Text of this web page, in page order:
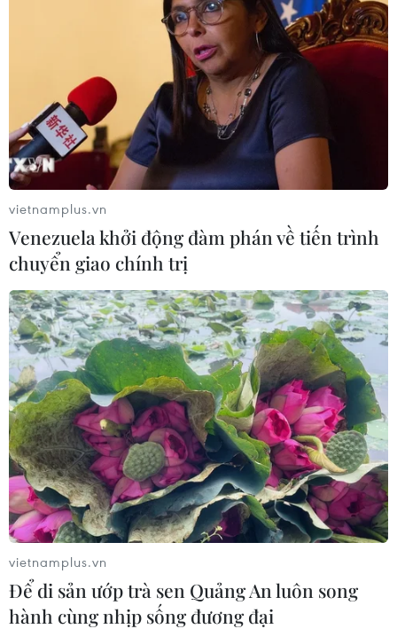
vietnamplus.vn
Venezuela khởi động đàm phán về tiến trình
chuyển giao chính trị
vietnamplus.vn
Để di sản ướp trà sen Quảng An luôn song
hành cùng nhịp sống đương đại